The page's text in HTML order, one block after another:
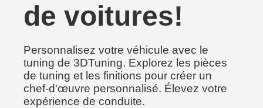
de voitures!
Personnalisez votre véhicule avec le
tuning de 3DTuning. Explorez les pièces
de tuning et les finitions pour créer un
chef-d'œuvre personnalisé. Élevez votre
expérience de conduite.